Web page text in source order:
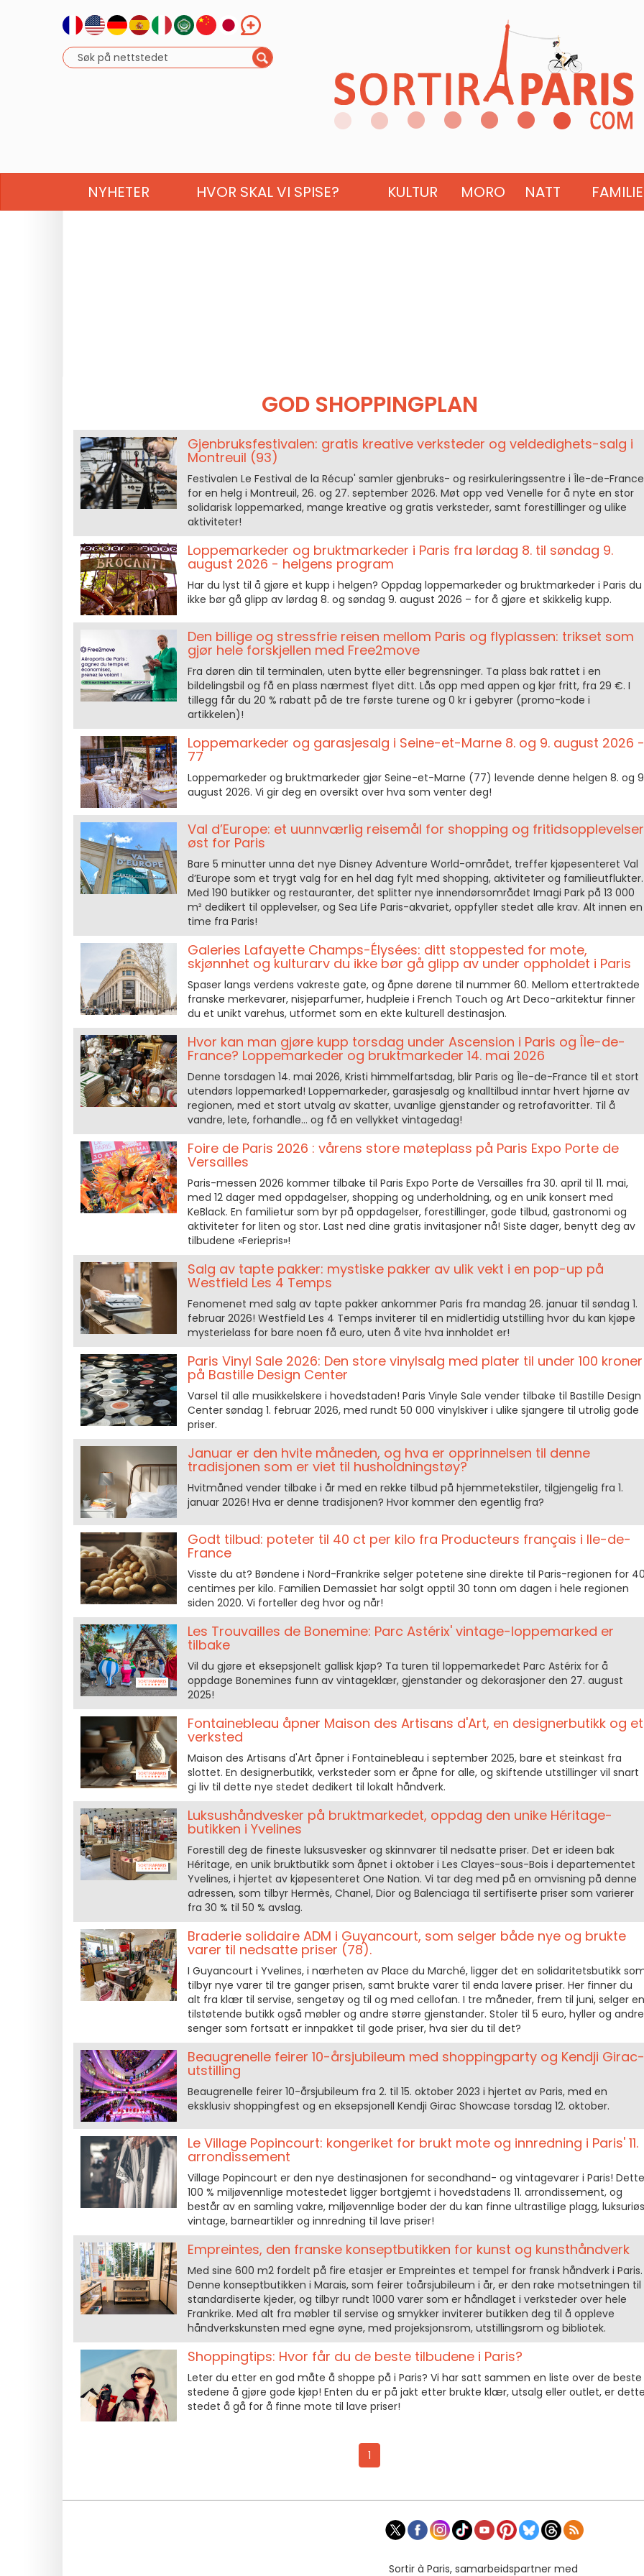
NYHETER HVOR SKAL VI SPISE? KULTUR MORO NATT FAMILIE
GOD SHOPPINGPLAN
Gjenbruksfestivalen: gratis kreative verksteder og veldedighets-salg i
Montreuil (93)
Festivalen Le Festival de la Récup' samler gjenbruks- og resirkuleringssentre i Île-de-France
for en helg i Montreuil, 26. og 27. september 2026. Møt opp ved Venelle for å nyte en stor
solidarisk loppemarked, mange kreative og gratis verksteder, samt forestillinger og ulike
aktiviteter!
Loppemarkeder og bruktmarkeder i Paris fra lørdag 8. til søndag 9.
august 2026 - helgens program
Har du lyst til å gjøre et kupp i helgen? Oppdag loppemarkeder og bruktmarkeder i Paris du
ikke bør gå glipp av lørdag 8. og søndag 9. august 2026 – for å gjøre et skikkelig kupp.
Den billige og stressfrie reisen mellom Paris og flyplassen: trikset som
gjør hele forskjellen med Free2move
Fra døren din til terminalen, uten bytte eller begrensninger. Ta plass bak rattet i en
bildelingsbil og få en plass nærmest flyet ditt. Lås opp med appen og kjør fritt, fra 29 €. I
tillegg får du 20 % rabatt på de tre første turene og 0 kr i gebyrer (promo-kode i
artikkelen)!
Loppemarkeder og garasjesalg i Seine-et-Marne 8. og 9. august 2026 -
77
Loppemarkeder og bruktmarkeder gjør Seine-et-Marne (77) levende denne helgen 8. og
august 2026. Vi gir deg en oversikt over hva som venter deg!
Val d’Europe: et uunnværlig reisemål for shopping og fritidsopplevelser
øst for Paris
Bare 5 minutter unna det nye Disney Adventure World-området, treffer kjøpesenteret Val
d’Europe som et trygt valg for en hel dag fylt med shopping, aktiviteter og familieutflukter.
Med 190 butikker og restauranter, det splitter nye innendørsområdet Imagi Park på 13 000
m² dedikert til opplevelser, og Sea Life Paris-akvariet, oppfyller stedet alle krav. Alt innen en
time fra Paris!
Galeries Lafayette Champs-Élysées: ditt stoppested for mote,
skjønnhet og kulturarv du ikke bør gå glipp av under oppholdet i Paris
Spaser langs verdens vakreste gate, og åpne dørene til nummer 60. Mellom ettertraktede
franske merkevarer, nisjeparfumer, hudpleie i French Touch og Art Deco-arkitektur finner
du et unikt varehus, utformet som en ekte kulturell destinasjon.
Hvor kan man gjøre kupp torsdag under Ascension i Paris og Île-de-
France? Loppemarkeder og bruktmarkeder 14. mai 2026
Denne torsdagen 14. mai 2026, Kristi himmelfartsdag, blir Paris og Île-de-France til et stort
utendørs loppemarked! Loppemarkeder, garasjesalg og knalltilbud inntar hvert hjørne av
regionen, med et stort utvalg av skatter, uvanlige gjenstander og retrofavoritter. Til å
vandre, lete, forhandle… og få en vellykket vintagedag!
Foire de Paris 2026 : vårens store møteplass på Paris Expo Porte de
Versailles
Paris-messen 2026 kommer tilbake til Paris Expo Porte de Versailles fra 30. april til 11. mai,
med 12 dager med oppdagelser, shopping og underholdning, og en unik konsert med
KeBlack. En familietur som byr på oppdagelser, forestillinger, gode tilbud, gastronomi og
aktiviteter for liten og stor. Last ned dine gratis invitasjoner nå! Siste dager, benytt deg av
tilbudene «Feriepris»!
Salg av tapte pakker: mystiske pakker av ulik vekt i en pop-up på
Westfield Les 4 Temps
Fenomenet med salg av tapte pakker ankommer Paris fra mandag 26. januar til søndag 1.
februar 2026! Westfield Les 4 Temps inviterer til en midlertidig utstilling hvor du kan kjøpe
mysterielass for bare noen få euro, uten å vite hva innholdet er!
Paris Vinyl Sale 2026: Den store vinylsalg med plater til under 100 kroner
på Bastille Design Center
Varsel til alle musikkelskere i hovedstaden! Paris Vinyle Sale vender tilbake til Bastille Design
Center søndag 1. februar 2026, med rundt 50 000 vinylskiver i ulike sjangere til utrolig gode
priser.
Januar er den hvite måneden, og hva er opprinnelsen til denne
tradisjonen som er viet til husholdningstøy?
Hvitmåned vender tilbake i år med en rekke tilbud på hjemmetekstiler, tilgjengelig fra 1.
januar 2026! Hva er denne tradisjonen? Hvor kommer den egentlig fra?
Godt tilbud: poteter til 40 ct per kilo fra Producteurs français i Ile-de-
France
Visste du at? Bøndene i Nord-Frankrike selger potetene sine direkte til Paris-regionen for
centimes per kilo. Familien Demassiet har solgt opptil 30 tonn om dagen i hele regionen
siden 2020. Vi forteller deg hvor og når!
Les Trouvailles de Bonemine: Parc Astérix' vintage-loppemarked er
tilbake
Vil du gjøre et eksepsjonelt gallisk kjøp? Ta turen til loppemarkedet Parc Astérix for å
oppdage Bonemines funn av vintageklær, gjenstander og dekorasjoner den 27. august
2025!
Fontainebleau åpner Maison des Artisans d'Art, en designerbutikk og et
verksted
Maison des Artisans d'Art åpner i Fontainebleau i september 2025, bare et steinkast fra
slottet. En designerbutikk, verksteder som er åpne for alle, og skiftende utstillinger vil snart
gi liv til dette nye stedet dedikert til lokalt håndverk.
Luksushåndvesker på bruktmarkedet, oppdag den unike Héritage-
butikken i Yvelines
Forestill deg de fineste luksusvesker og skinnvarer til nedsatte priser. Det er ideen bak
Héritage, en unik bruktbutikk som åpnet i oktober i Les Clayes-sous-Bois i departementet
Yvelines, i hjertet av kjøpesenteret One Nation. Vi tar deg med på en omvisning på denne
adressen, som tilbyr Hermès, Chanel, Dior og Balenciaga til sertifiserte priser som varierer
fra 30 % til 50 % avslag.
Braderie solidaire ADM i Guyancourt, som selger både nye og brukte
varer til nedsatte priser (78).
I Guyancourt i Yvelines, i nærheten av Place du Marché, ligger det en solidaritetsbutikk
tilbyr nye varer til tre ganger prisen, samt brukte varer til enda lavere priser. Her finner du
alt fra klær til servise, sengetøy og til og med cellofan. I tre måneder, frem til juni, selger en
tilstøtende butikk også møbler og andre større gjenstander. Stoler til 5 euro, hyller og andre
senger som fortsatt er innpakket til gode priser, hva sier du til det?
Beaugrenelle feirer 10-årsjubileum med shoppingparty og Kendji Girac-
utstilling
Beaugrenelle feirer 10-årsjubileum fra 2. til 15. oktober 2023 i hjertet av Paris, med en
eksklusiv shoppingfest og en eksepsjonell Kendji Girac Showcase torsdag 12. oktober.
Le Village Popincourt: kongeriket for brukt mote og innredning i Paris' 11.
arrondissement
Village Popincourt er den nye destinasjonen for secondhand- og vintagevarer i Paris! Dette
100 % miljøvennlige motestedet ligger bortgjemt i hovedstadens 11. arrondissement, og
består av en samling vakre, miljøvennlige boder der du kan finne ultrastilige plagg, luksuriøs
vintage, barneartikler og innredning til lave priser!
Empreintes, den franske konseptbutikken for kunst og kunsthåndverk
Med sine 600 m2 fordelt på fire etasjer er Empreintes et tempel for fransk håndverk i Paris.
Denne konseptbutikken i Marais, som feirer toårsjubileum i år, er den rake motsetningen til
standardiserte kjeder, og tilbyr rundt 1000 varer som er håndlaget i verksteder over hele
Frankrike. Med alt fra møbler til servise og smykker inviterer butikken deg til å oppleve
håndverkskunsten med egne øyne, med projeksjonsrom, utstillingsrom og bibliotek.
Shoppingtips: Hvor får du de beste tilbudene i Paris?
Leter du etter en god måte å shoppe på i Paris? Vi har satt sammen en liste over de beste
stedene å gjøre gode kjøp! Enten du er på jakt etter brukte klær, utsalg eller outlet, er
stedet å gå for å finne mote til lave priser!
1
Sortir à Paris, samarbeidspartner med